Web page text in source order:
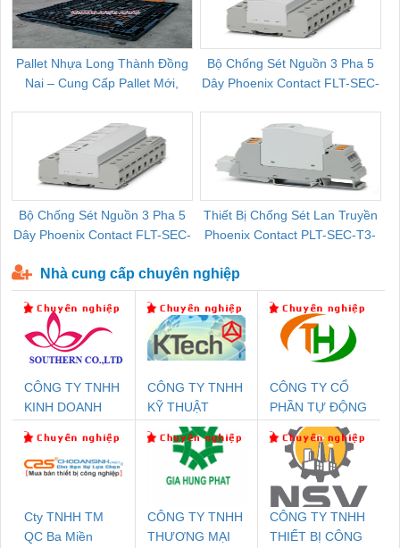
Pallet Nhựa Long Thành Đồng
Nai – Cung Cấp Pallet Mới,
Bộ Chống Sét Nguồn 3 Pha 5
Dây Phoenix Contact FLT-SEC-
Bộ Chống Sét Nguồn 3 Pha 5
Dây Phoenix Contact FLT-SEC-
Thiết Bị Chống Sét Lan Truyền
Phoenix Contact PLT-SEC-T3-
Nhà cung cấp chuyên nghiệp
CÔNG TY TNHH
KINH DOANH
PHƯƠNG NAM
CÔNG TY TNHH
KỸ THUẬT
KTECH VIỆT
NAM
CÔNG TY CỔ
PHẦN TỰ ĐỘNG
TIẾN HƯNG
Cty TNHH TM
QC Ba Miền
CÔNG TY TNHH
THƯƠNG MẠI
CÔNG TY TNHH
THIẾT BỊ CÔNG